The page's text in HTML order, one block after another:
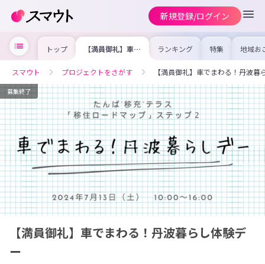
新規登録/ログイン
トップ 【満員御礼】車で
まわる！丹波暮ら
ランキング 特集 地域お
の求
を集め
事内容
を比較
合っ
けよう
スマウト プロジェクトをさがす 【満員御礼】車でまわる！丹波暮
募集終了
【満員御礼】車でまわる！丹波暮らし体験デ
ー